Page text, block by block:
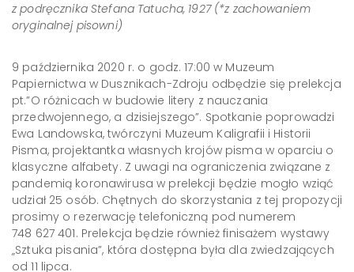
z podręcznika Stefana Tatucha, 1927 (*z zachowaniem
oryginalnej pisowni)
9 października 2020 r. o godz. 17:00 w Muzeum
Papiernictwa w Dusznikach-Zdroju odbędzie się prelekcja
pt.”O różnicach w budowie litery z nauczania
przedwojennego, a dzisiejszego”. Spotkanie poprowadzi
Ewa Landowska, twórczyni Muzeum Kaligrafii i Historii
Pisma, projektantka własnych krojów pisma w oparciu o
klasyczne alfabety. Z uwagi na ograniczenia związane z
pandemią koronawirusa w prelekcji będzie mogło wziąć
udział 25 osób. Chętnych do skorzystania z tej propozycji
prosimy o rezerwację telefoniczną pod numerem
748 627 401. Prelekcja będzie również finisażem wystawy
„Sztuka pisania”, która dostępna była dla zwiedzających
od 11 lipca.